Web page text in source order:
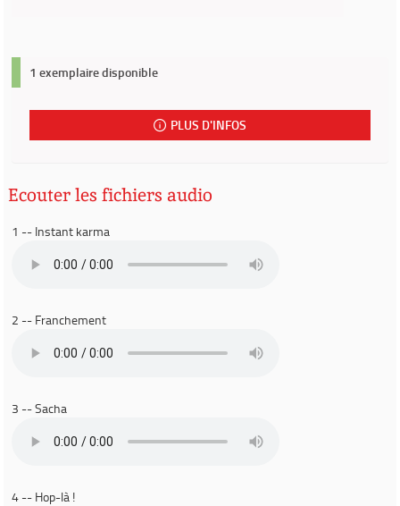
1 exemplaire disponible
PLUS D'INFOS
Ecouter les fichiers audio
1 -- Instant karma
2 -- Franchement
3 -- Sacha
4 -- Hop-là !